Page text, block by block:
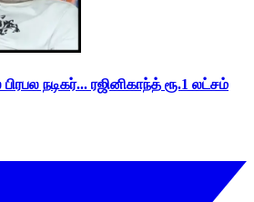
நடிகர்... ரஜினிகாந்த் ரூ.1 லட்சம்